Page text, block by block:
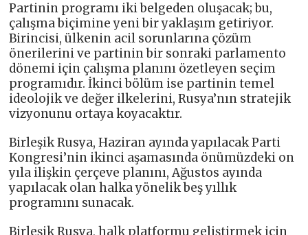
Partinin programı iki belgeden oluşacak; bu,
çalışma biçimine yeni bir yaklaşım getiriyor.
Birincisi, ülkenin acil sorunlarına çözüm
önerilerini ve partinin bir sonraki parlamento
dönemi için çalışma planını özetleyen seçim
programıdır. İkinci bölüm ise partinin temel
ideolojik ve değer ilkelerini, Rusya’nın stratejik
vizyonunu ortaya koyacaktır.
Birleşik Rusya, Haziran ayında yapılacak Parti
Kongresi’nin ikinci aşamasında önümüzdeki on
yıla ilişkin çerçeve planını, Ağustos ayında
yapılacak olan halka yönelik beş yıllık
programını sunacak.
Birleşik Rusya, halk platformu geliştirmek için